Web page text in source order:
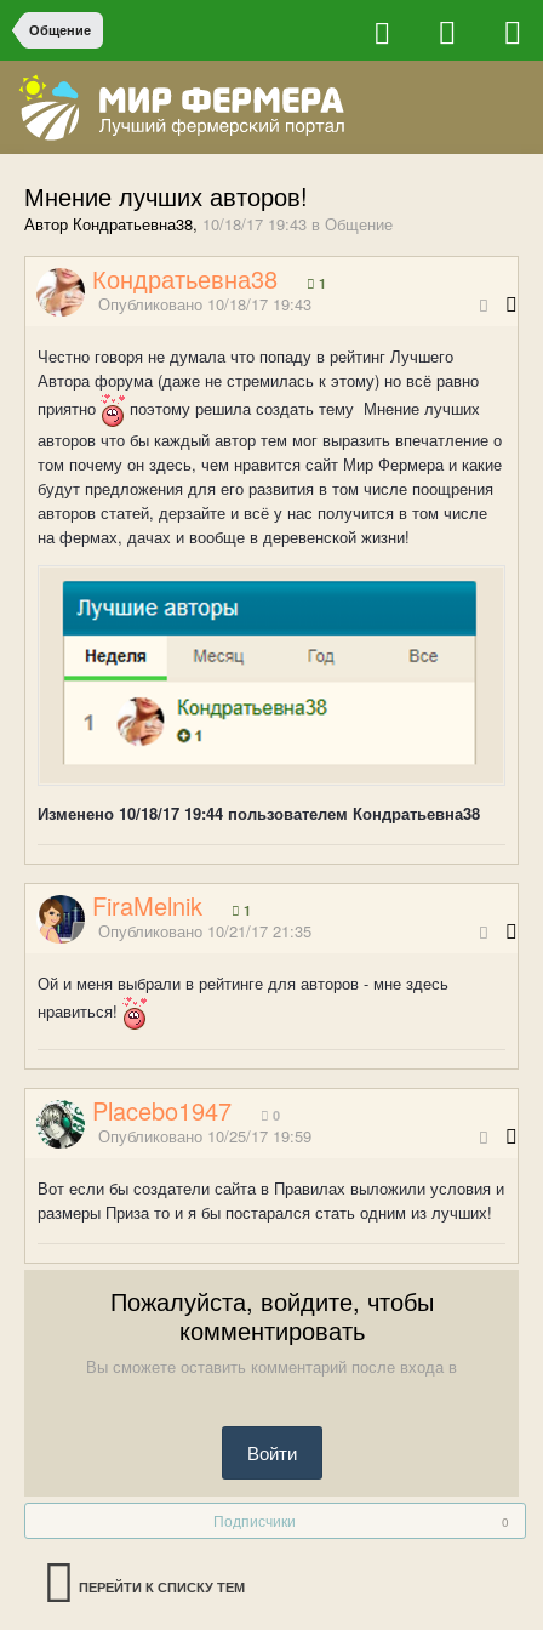
Общение
Мнение лучших авторов!
Автор Кондратьевна38, 10/18/17 19:43 в Общение
Кондратьевна38 1
Опубликовано 10/18/17 19:43
Честно говоря не думала что попаду в рейтинг Лучшего
Автора форума (даже не стремилась к этому) но всё равно
приятно
поэтому решила создать тему Мнение лучших
авторов что бы каждый автор тем мог выразить впечатление о
том почему он здесь, чем нравится сайт Мир Фермера и какие
будут предложения для его развития в том числе поощрения
авторов статей, дерзайте и всё у нас получится в том числе
на фермах, дачах и вообще в деревенской жизни!
Изменено 10/18/17 19:44 пользователем Кондратьевна38
FiraMelnik 1
Опубликовано 10/21/17 21:35
Ой и меня выбрали в рейтинге для авторов - мне здесь
нравиться!
Placebo1947 0
Опубликовано 10/25/17 19:59
Вот если бы создатели сайта в Правилах выложили условия и
размеры Приза то и я бы постарался стать одним из лучших!
Пожалуйста, войдите, чтобы
комментировать
Вы сможете оставить комментарий после входа в
Войти
Подписчики 0
ПЕРЕЙТИ К СПИСКУ ТЕМ